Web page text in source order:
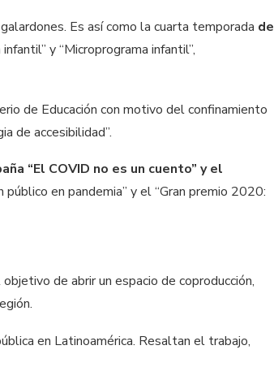
Es así como la cuarta temporada de
y “Microprograma infantil”,
de Educación con motivo del confinamiento
de accesibilidad”.
“El COVID no es un cuento” y el
en pandemia” y el “Gran premio 2020:
de abrir un espacio de coproducción,
en Latinoamérica. Resaltan el trabajo,